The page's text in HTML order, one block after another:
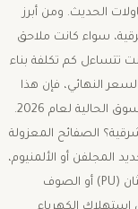
الحديث. ومن أبرز
سواء كانت ملاحق
تتساءل كم تكلفة بناء
النهائي، فإن هذا
الدليل الشامل يجيبك بالتفصيل بناءً على أسعار السوق الحالية لعام 2026. ​
​الصفائح المعزولة
المجلفن أو الألمنيوم،
يتوسطهما مواد عازلة بكثافة عالية مثل البولي يوريثان (PU) أو الصوف